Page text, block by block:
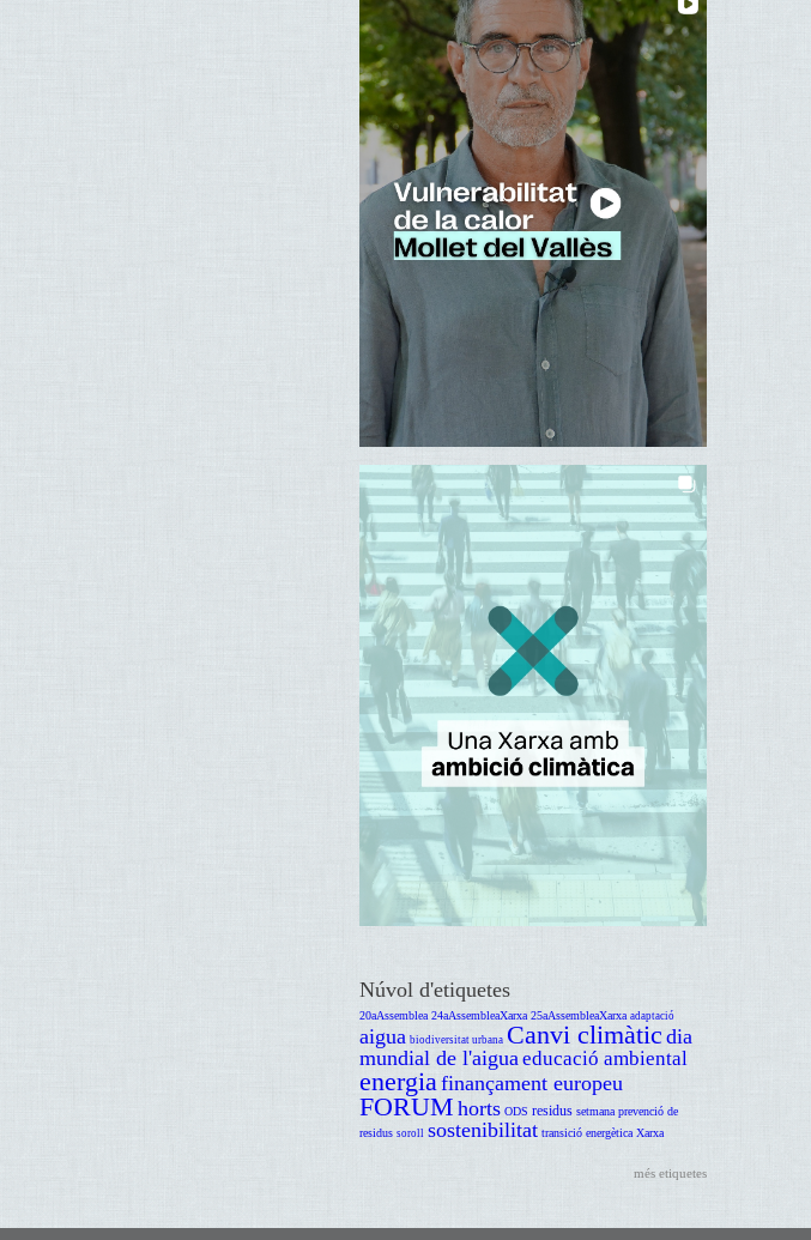
Núvol d'etiquetes
20aAssemblea 24aAssembleaXarxa 25aAssembleaXarxa adaptació
aigua biodiversitat urbana Canvi climàtic dia
mundial de l'aigua educació ambiental
energia finançament europeu
FORUM horts ODS residus setmana prevenció de
residus soroll sostenibilitat transició energètica Xarxa
més etiquetes